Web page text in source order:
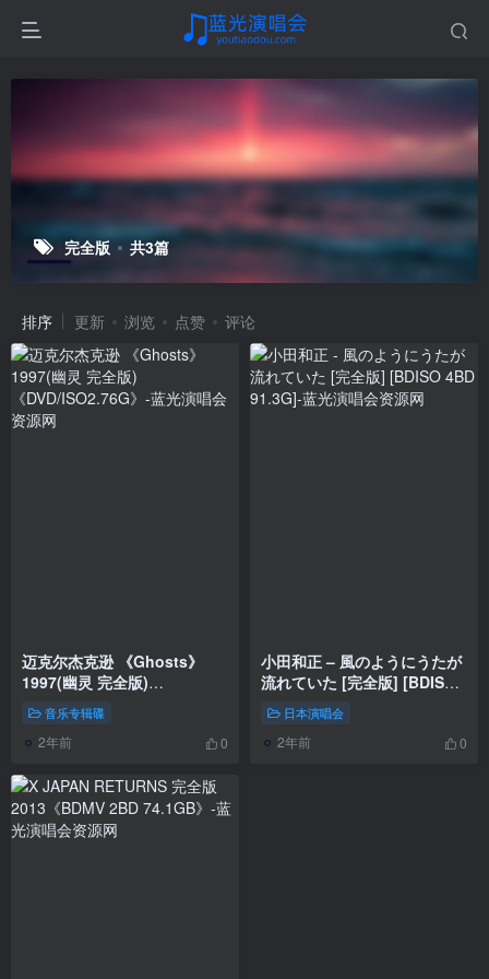
完全版 共3篇
排序 更新 浏览 点赞 评论
迈克尔杰克逊 《Ghosts》
1997(幽灵 完全版)
《DVD/ISO2.76G》
音乐专辑碟
2年前 0
小田和正 – 風のようにうたが
流れていた [完全版] [BDISO
4BD 91.3G]
日本演唱会
2年前 0